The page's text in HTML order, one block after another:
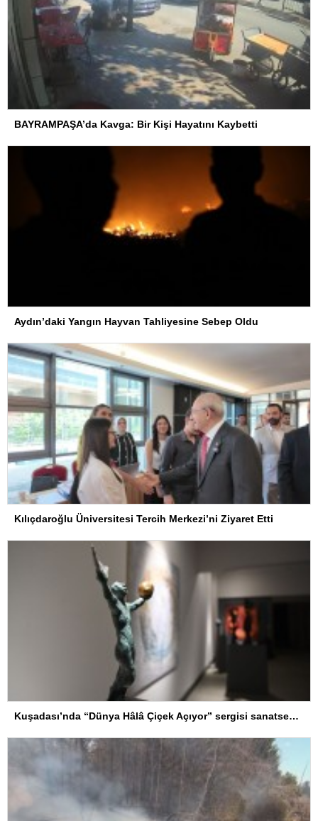
BAYRAMPAŞA’da Kavga: Bir Kişi Hayatını Kaybetti
Aydın’daki Yangın Hayvan Tahliyesine Sebep Oldu
Kılıçdaroğlu Üniversitesi Tercih Merkezi’ni Ziyaret Etti
Kuşadası’nda “Dünya Hâlâ Çiçek Açıyor” sergisi sanatseverlerle buluşuyor